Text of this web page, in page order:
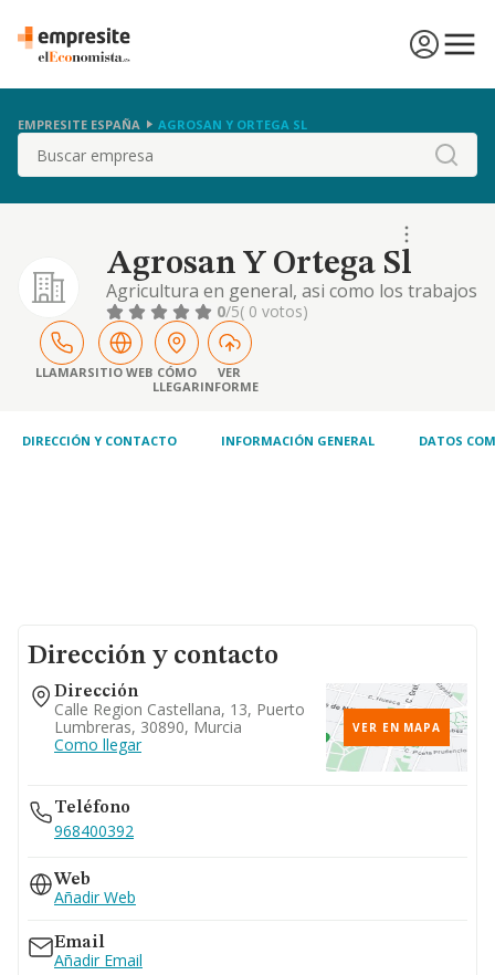
EMPRESITE ESPAÑA AGROSAN Y ORTEGA SL
Buscar
Agrosan Y Ortega Sl
Agricultura en general, asi como los trabajos
y la comercializacion.
0/5( 0 votos)
LLAMARSITIO WEB CÓMO
LLEGAR
VER
INFORME
DIRECCIÓN Y CONTACTO INFORMACIÓN GENERAL DATOS
Dirección y contacto
Dirección
Calle Region Castellana, 13, Puerto
Lumbreras, 30890, Murcia
Como llegar
VER EN MAPA
Teléfono
968400392
Web
Añadir Web
Email
Añadir Email